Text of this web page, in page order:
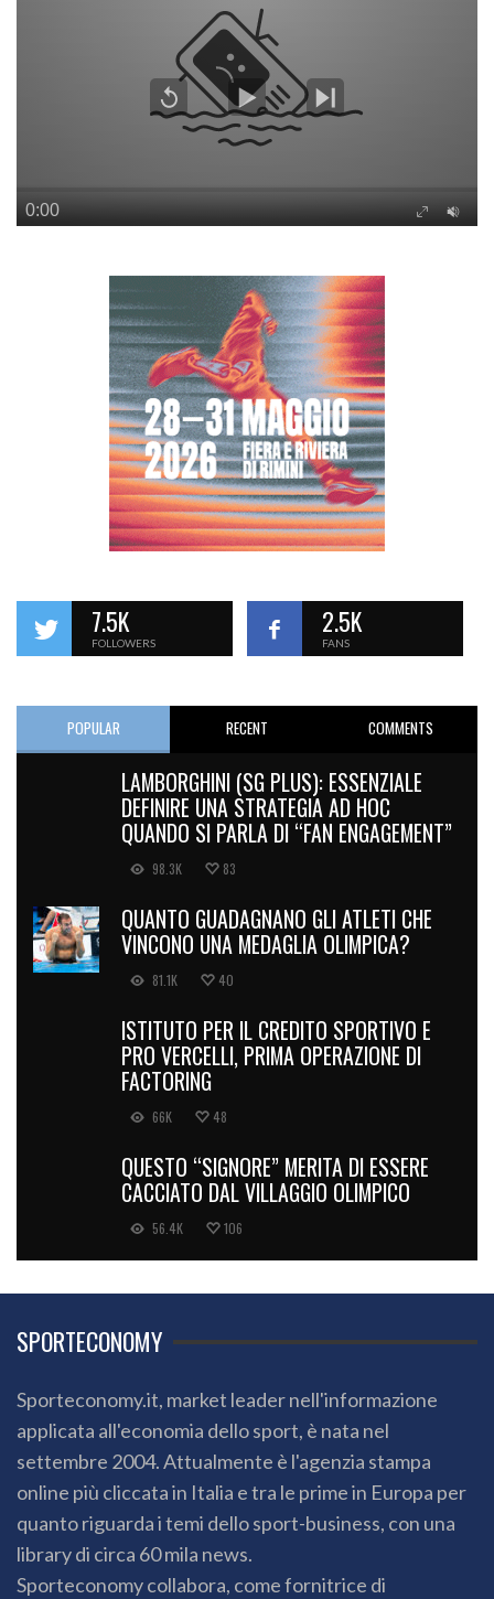
7.5K
FOLLOWERS
2.5K
FANS
POPULAR RECENT COMMENTS
LAMBORGHINI (SG PLUS): ESSENZIALE
DEFINIRE UNA STRATEGIA AD HOC
QUANDO SI PARLA DI “FAN ENGAGEMENT”
98.3K 83
QUANTO GUADAGNANO GLI ATLETI CHE
VINCONO UNA MEDAGLIA OLIMPICA?
81.1K 40
ISTITUTO PER IL CREDITO SPORTIVO E
PRO VERCELLI, PRIMA OPERAZIONE DI
FACTORING
66K 48
QUESTO “SIGNORE” MERITA DI ESSERE
CACCIATO DAL VILLAGGIO OLIMPICO
56.4K 106
SPORTECONOMY
Sporteconomy.it, market leader nell'informazione
applicata all'economia dello sport, è nata nel
settembre 2004. Attualmente è l'agenzia stampa
online più cliccata in Italia e tra le prime in Europa per
quanto riguarda i temi dello sport-business, con una
library di circa 60 mila news.
Sporteconomy collabora, come fornitrice di